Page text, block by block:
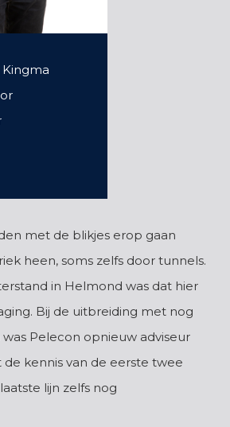
Kingma
met de blikjes erop gaan
heen, soms zelfs door tunnels.
in Helmond was dat hier
Bij de uitbreiding met nog
Pelecon opnieuw adviseur
de kennis van de eerste twee
lijn zelfs nog